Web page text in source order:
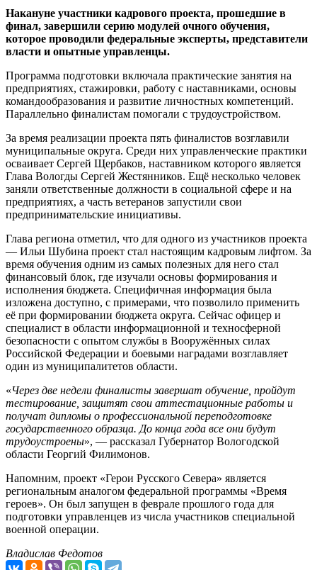
Накануне участники кадрового проекта, прошедшие в
финал, завершили серию модулей очного обучения,
которое проводили федеральные эксперты, представители
власти и опытные управленцы.
Программа подготовки включала практические занятия на
предприятиях, стажировки, работу с наставниками, основы
командообразования и развитие личностных компетенций.
Параллельно финалистам помогали с трудоустройством.
За время реализации проекта пять финалистов возглавили
муниципальные округа. Среди них управленческие практики
осваивает Сергей Щербаков, наставником которого является
Глава Вологды Сергей Жестянников. Ещё несколько человек
заняли ответственные должности в социальной сфере и на
предприятиях, а часть ветеранов запустили свои
предпринимательские инициативы.
Глава региона отметил, что для одного из участников проекта
— Ильи Шубина проект стал настоящим кадровым лифтом. За
время обучения одним из самых полезных для него стал
финансовый блок, где изучали основы формирования и
исполнения бюджета. Специфичная информация была
изложена доступно, с примерами, что позволило применить
её при формировании бюджета округа. Сейчас офицер и
специалист в области информационной и техносферной
безопасности с опытом службы в Вооружённых силах
Российской Федерации и боевыми наградами возглавляет
один из муниципалитетов области.
«Через две недели финалисты завершат обучение, пройдут
тестирование, защитят свои аттестационные работы и
получат дипломы о профессиональной переподготовке
государственного образца. До конца года все они будут
трудоустроены», — рассказал Губернатор Вологодской
области Георгий Филимонов.
Напомним, проект «Герои Русского Севера» является
региональным аналогом федеральной программы «Время
героев». Он был запущен в феврале прошлого года для
подготовки управленцев из числа участников специальной
военной операции.
Владислав Федотов